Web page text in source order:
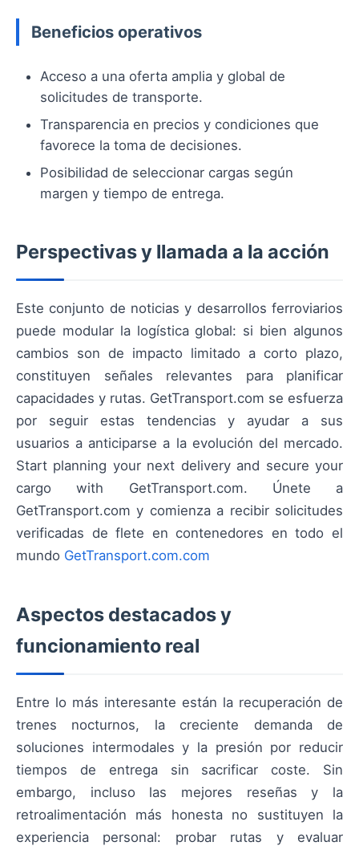
Beneficios operativos
Acceso a una oferta amplia y global de
solicitudes de transporte.
Transparencia en precios y condiciones que
favorece la toma de decisiones.
Posibilidad de seleccionar cargas según
margen y tiempo de entrega.
Perspectivas y llamada a la acción
Este conjunto de noticias y desarrollos ferroviarios
puede modular la logística global: si bien algunos
cambios son de impacto limitado a corto plazo,
constituyen señales relevantes para planificar
capacidades y rutas. GetTransport.com se esfuerza
por seguir estas tendencias y ayudar a sus
usuarios a anticiparse a la evolución del mercado.
Start planning your next delivery and secure your
cargo with GetTransport.com. Únete a
GetTransport.com y comienza a recibir solicitudes
verificadas de flete en contenedores en todo el
mundo GetTransport.com.com
Aspectos destacados y
funcionamiento real
Entre lo más interesante están la recuperación de
trenes nocturnos, la creciente demanda de
soluciones intermodales y la presión por reducir
tiempos de entrega sin sacrificar coste. Sin
embargo, incluso las mejores reseñas y la
retroalimentación más honesta no sustituyen la
experiencia personal: probar rutas y evaluar